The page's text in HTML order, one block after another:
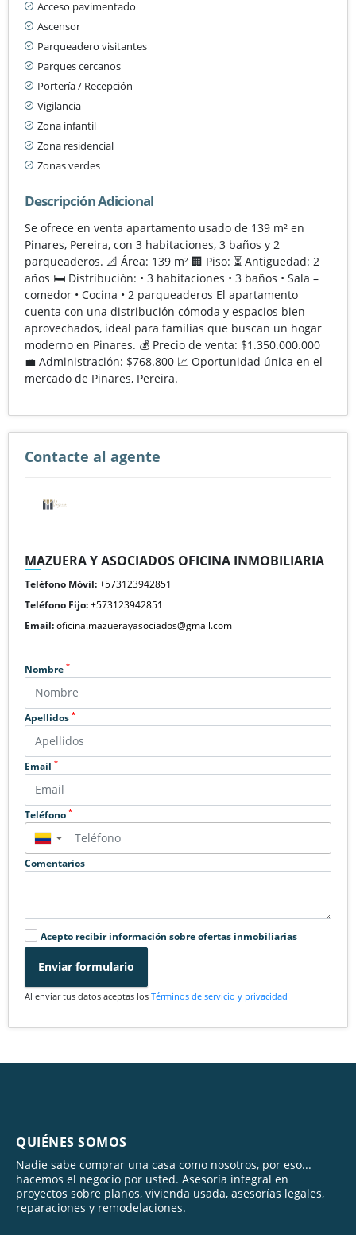
Acceso pavimentado
Ascensor
Parqueadero visitantes
Parques cercanos
Portería / Recepción
Vigilancia
Zona infantil
Zona residencial
Zonas verdes
Descripción Adicional
Se ofrece en venta apartamento usado de 139 m² en
Pinares, Pereira, con 3 habitaciones, 3 baños y 2
parqueaderos. 📐 Área: 139 m² 🏢 Piso: ⏳ Antigüedad: 2
años 🛏️ Distribución: • 3 habitaciones • 3 baños • Sala –
comedor • Cocina • 2 parqueaderos El apartamento
cuenta con una distribución cómoda y espacios bien
aprovechados, ideal para familias que buscan un hogar
moderno en Pinares. 💰 Precio de venta: $1.350.000.000
💼 Administración: $768.800 📈 Oportunidad única en el
mercado de Pinares, Pereira.
Contacte al agente
MAZUERA Y ASOCIADOS OFICINA INMOBILIARIA
Teléfono Móvil:+573123942851
Teléfono Fijo:+573123942851
Email:oficina.mazuerayasociados@gmail.com
Nombre *
Apellidos *
Email *
Teléfono *
▼
Comentarios
Acepto recibir información sobre ofertas inmobiliarias
Enviar formulario
Al enviar tus datos aceptas los Términos de servicio y privacidad
QUIÉNES SOMOS
Nadie sabe comprar una casa como nosotros, por eso...
hacemos el negocio por usted. Asesoría integral en
proyectos sobre planos, vivienda usada, asesorías legales,
reparaciones y remodelaciones.